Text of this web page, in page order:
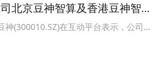
北京豆神智算及香港豆神智算
神(300010.SZ)在互动平台表示，公司目
型业务仍处于筹备阶段，如有重大合同
露义务，敬请投资者注意投资风险。